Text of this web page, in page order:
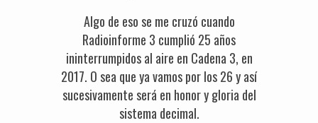
Algo de eso se me cruzó cuando
Radioinforme 3 cumplió 25 años
ininterrumpidos al aire en Cadena 3, en
2017. O sea que ya vamos por los 26 y así
sucesivamente será en honor y gloria del
sistema decimal.